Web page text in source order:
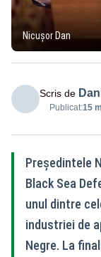
Nicușor Dan
Scris de
Publicat:15
Președintele
Black Sea
unul dintre
industriei de
Negre. La